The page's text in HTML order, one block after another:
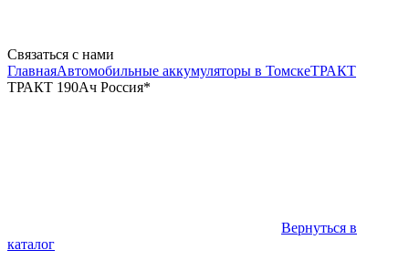
Связаться с нами
ГлавнаяАвтомобильные аккумуляторы в ТомскеТРАКТ
ТРАКТ 190Ач Россия*
Вернуться в
каталог